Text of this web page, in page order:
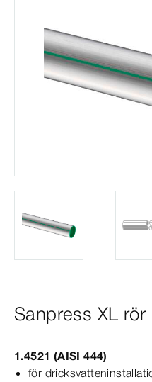
Sanpress XL rör
1.4521 (AISI 444)
för